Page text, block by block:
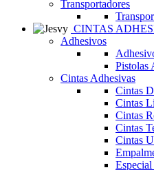
Transportadores
CINTAS
Adhesivos
Pistolas
Cintas Adhesivas
Cintas
Cintas
Cintas
Cintas
Cintas
Especial